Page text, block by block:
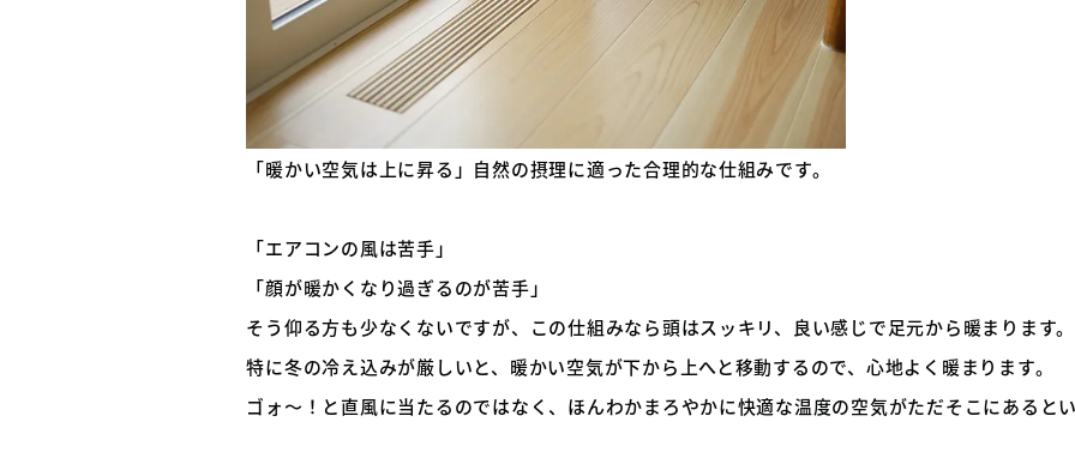
「暖かい空気は上に昇る」自然の摂理に適った合理的な仕組みです。
「エアコンの風は苦手」
「顔が暖かくなり過ぎるのが苦手」
そう仰る方も少なくないですが、この仕組みなら頭はスッキリ、良い感じで足元から暖まります。
特に冬の冷え込みが厳しいと、暖かい空気が下から上へと移動するので、心地よく暖まります。
ゴォ～！と直風に当たるのではなく、ほんわかまろやかに快適な温度の空気がただそこにあると